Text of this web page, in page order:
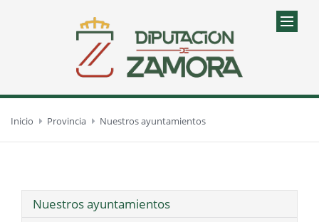
Inicio Provincia Nuestros ayuntamientos
Nuestros ayuntamientos